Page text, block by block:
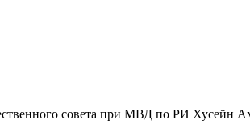
совета при МВД по РИ